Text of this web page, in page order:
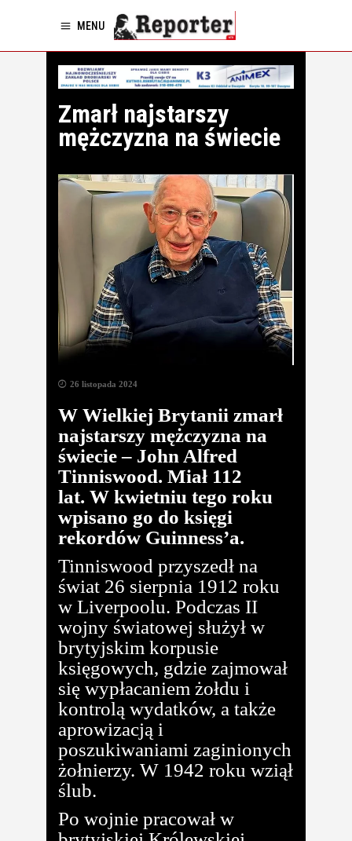
MENU
Zmarł najstarszy
mężczyzna na świecie
26 listopada 2024
W Wielkiej Brytanii zmarł
najstarszy mężczyzna na
świecie – John Alfred
Tinniswood. Miał 112
lat. W kwietniu tego roku
wpisano go do księgi
rekordów Guinness’a.
Tinniswood przyszedł na
świat 26 sierpnia 1912 roku
w Liverpoolu. Podczas II
wojny światowej służył w
brytyjskim korpusie
księgowych, gdzie zajmował
się wypłacaniem żołdu i
kontrolą wydatków, a także
aprowizacją i
poszukiwaniami zaginionych
żołnierzy. W 1942 roku wziął
ślub.
Po wojnie pracował w